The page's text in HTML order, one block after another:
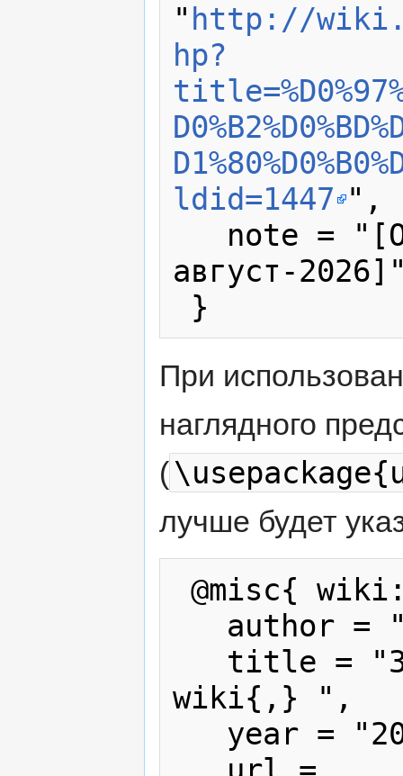
" http://
hp?
ldid=1447 ",
август-
При
наглядного
(
лучше будет
wiki{,} ",